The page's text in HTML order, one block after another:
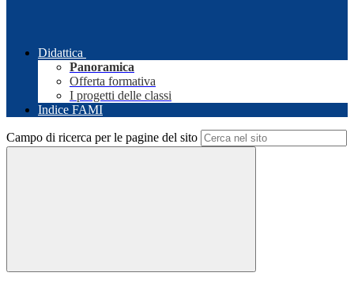
Didattica
Panoramica
Offerta formativa
I progetti delle classi
Indice FAMI
Campo di ricerca per le pagine del sito